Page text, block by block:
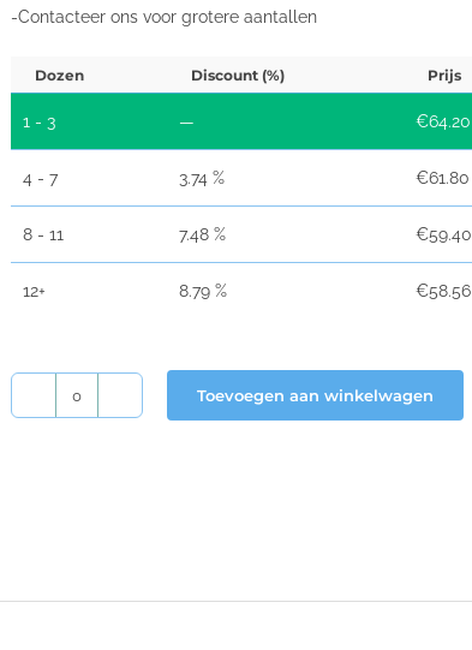
-Contacteer ons voor grotere aantallen
Dozen Discount (%) Prijs
1 - 3 — €64.20
4 - 7 3.74 % €61.80
8 - 11 7.48 % €59.40
12+ 8.79 % €58.56
TNT
Toevoegen aan winkelwagen